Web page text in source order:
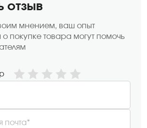
отзыв
мнением, ваш опыт
о покупке товара могут помочь
почта*